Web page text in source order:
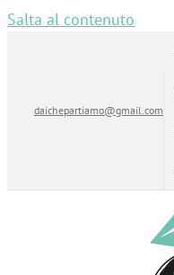
Salta al contenuto
daichepartiamo@gmail.com